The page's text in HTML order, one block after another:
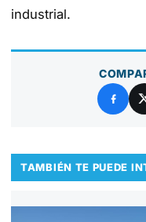
industrial.
TAMBIÉN TE PUEDE